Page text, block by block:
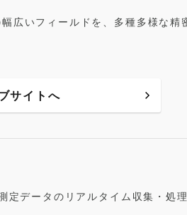
広いフィールドを、多種多様な精
サイトへ
定データのリアルタイム収集・処